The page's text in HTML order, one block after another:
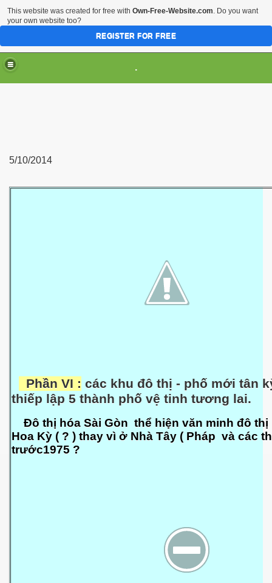
.
5/10/2014
Phần VI : các khu đô thị - phố mới tân
thiếp lập 5 thành phố vệ tinh tương lai.
Đô thị hóa Sài Gòn thể hiện văn minh đô
Hoa Kỳ ( ? ) thay vì ở Nhà Tây ( Pháp và các
trước1975 ?
This website was created for free with Own-Free-Website.com. Do you want
your own website too?
REGISTER FOR FREE